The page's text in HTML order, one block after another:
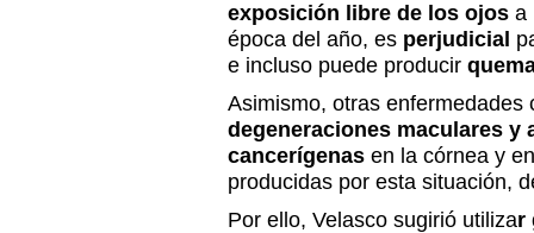
exposición libre de los ojos a
época del año, es perjudicial
e incluso puede producir
Asimismo, otras enfermedades
degeneraciones maculares y
cancerígenas en la córnea y
producidas por esta situación,
Por ello, Velasco sugirió utilizar